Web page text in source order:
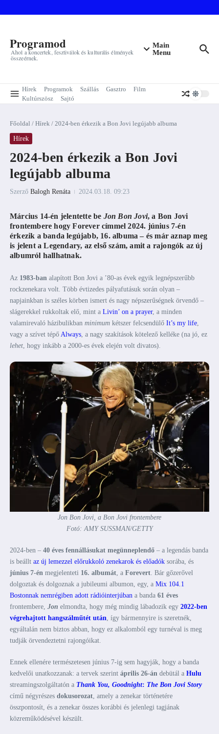
Programod
Ahol a koncertek, fesztiválok és kulturális élmények
összeérnek.
Main
Menu
Hírek Programok Szállás Gasztro
Film
Kultúrszösz
Sajtó
Főoldal / Hírek / 2024-ben érkezik a Bon Jovi legújabb albuma
Hírek
2024-ben érkezik a Bon Jovi
legújabb albuma
Szerző Balogh Renáta 2024.03.18. 09:23
Március 14-én jelentette be Jon Bon Jovi, a Bon Jovi
frontembere hogy Forever címmel 2024. június 7-én
érkezik a banda legújabb, 16. albuma – és már aznap meg
is jelent aLegendary, az első szám, amit a rajongók az új
albumról hallhatnak.
Az 1983-ban alapított Bon Jovi a ’80-as évek egyik legnépszerűbb
rockzenekara volt. Több évtizedes pályafutásuk során olyan –
napjainkban is széles körben ismert és nagy népszerűségnek örvendő –
slágerekkel rukkoltak elő, mint a Livin’ on a prayer, a minden
valamirevaló házibulikban minimum kétszer felcsendülő It’s my life,
vagy a szívet tépő Always, a nagy szakítások kötelező kelléke (na jó, ez
lehet, hogy inkább a 2000-es évek elején volt divatos).
Jon Bon Jovi, a Bon Jovi frontembere
Fotó: AMY SUSSMAN/GETTY
2024-ben – 40 éves fennállásukat megünneplendő – a legendás banda
is beállt az új lemezzel előrukkoló zenekarok és előadók sorába, és
június 7-én megjelenteti 16. albumát, a Forevert. Bár gőzerővel
dolgoztak és dolgoznak a jubileumi albumon, egy, a Mix 104.1
Bostonnak nemrégiben adott rádióinterjúban a banda 61 éves
frontembere, Jon elmondta, hogy még mindig lábadozik egy 2022-ben
végrehajtott hangszálműtét után, így bármennyire is szeretnék,
egyáltalán nem biztos abban, hogy ez alkalomból egy turnéval is meg
tudják örvendeztetni rajongóikat.
Ennek ellenére természetesen június 7-ig sem hagyják, hogy a banda
kedvelői unatkozzanak: a tervek szerint április 26-án debütál a Hulu
streamingszolgáltatón a Thank You, Goodnight: The Bon Jovi Story
című négyrészes dokusorozat, amely a zenekar történetére
összpontosít, és a zenekar összes korábbi és jelenlegi tagjának
közreműködésével készült.